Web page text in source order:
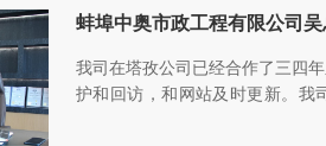
蚌埠中奥市政工程有限公司吴
我司在塔孜公司已经合作了三四
护和回访，和网站及时更新。我